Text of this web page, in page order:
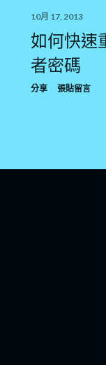
10月 17, 2013
如何快速
者密碼
分享 張貼留言